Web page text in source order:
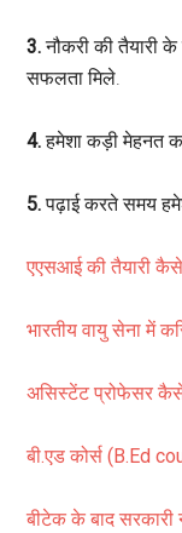
3.नौकरी की तैयारी
सफलता मिले.
4.हमेशा कड़ी मेहनत
5.पढ़ाई करते समय
एएसआई की तैयारी
भारतीय वायु सेना में
असिस्टेंट प्रोफेसर
बी.एड कोर्स (B.Ed
बीटेक के बाद सरकारी